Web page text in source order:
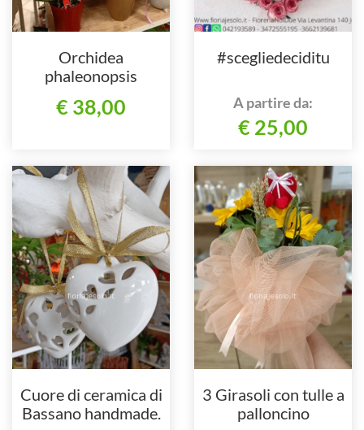
Orchidea
phaleonopsis
€ 38,00
#scegliedeciditu
A partire da:
€ 25,00
Cuore di ceramica di
Bassano handmade.
3 Girasoli con tulle a
palloncino